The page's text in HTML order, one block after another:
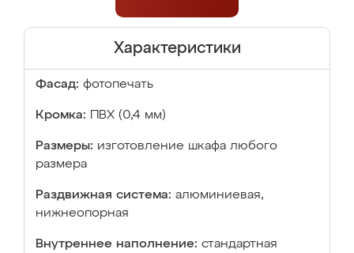
Характеристики
Фасад: фотопечать
Кромка: ПВХ (0,4 мм)
Размеры: изготовление шкафа любого
размера
Раздвижная система: алюминиевая,
нижнеопорная
Внутреннее наполнение: стандартная